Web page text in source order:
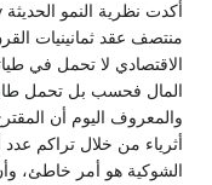
منتصف عقد ثمانينيات
الاقتصادي لا تحمل في
المال فحسب بل تحمل
والمعروف اليوم أن
أثرياء من خلال تراكم
الشوكية هو أمر خاطئ،